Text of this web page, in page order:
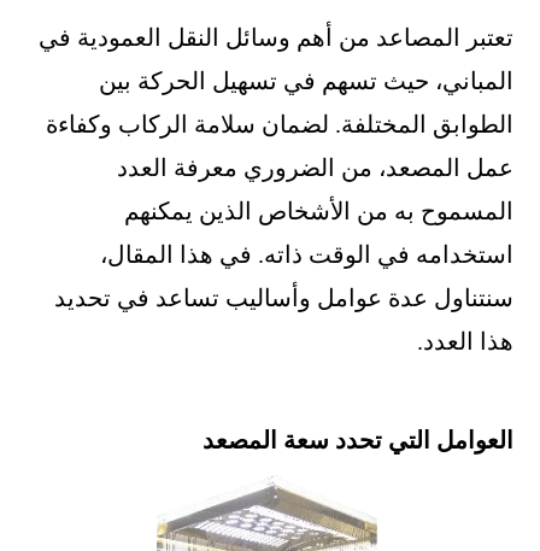
تعتبر المصاعد من أهم وسائل النقل العمودية في
المباني، حيث تسهم في تسهيل الحركة بين
الطوابق المختلفة. لضمان سلامة الركاب وكفاءة
عمل المصعد، من الضروري معرفة العدد
المسموح به من الأشخاص الذين يمكنهم
استخدامه في الوقت ذاته. في هذا المقال،
سنتناول عدة عوامل وأساليب تساعد في تحديد
هذا العدد.
العوامل التي تحدد سعة المصعد